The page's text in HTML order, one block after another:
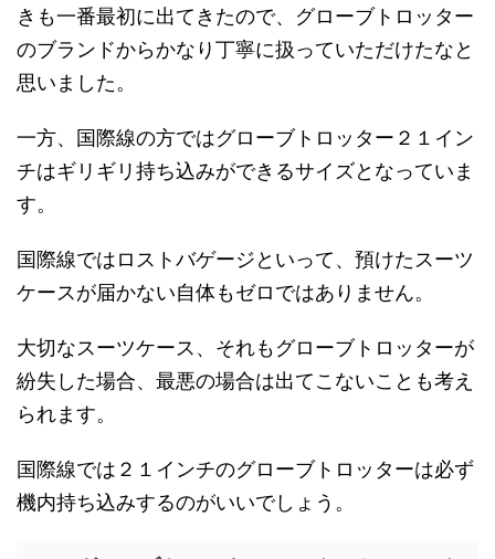
きも一番最初に出てきたので、グローブトロッター
のブランドからかなり丁寧に扱っていただけたなと
思いました。
一方、国際線の方ではグローブトロッター２１イン
チはギリギリ持ち込みができるサイズとなっていま
す。
国際線ではロストバゲージといって、預けたスーツ
ケースが届かない自体もゼロではありません。
大切なスーツケース、それもグローブトロッターが
紛失した場合、最悪の場合は出てこないことも考え
られます。
国際線では２１インチのグローブトロッターは必ず
機内持ち込みするのがいいでしょう。